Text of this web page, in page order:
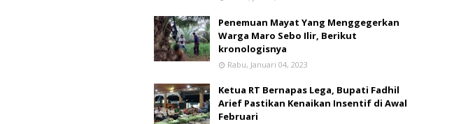
Penemuan Mayat Yang Menggegerkan
Warga Maro Sebo Ilir, Berikut
kronologisnya
Rabu, Januari 04, 2023
Ketua RT Bernapas Lega, Bupati Fadhil
Arief Pastikan Kenaikan Insentif di Awal
Februari